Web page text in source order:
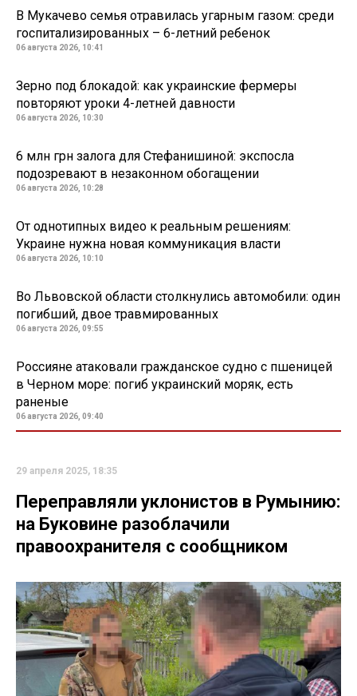
В Мукачево семья отравилась угарным газом: среди
госпитализированных – 6-летний ребенок
06 августа 2026, 10:41
Зерно под блокадой: как украинские фермеры
повторяют уроки 4-летней давности
06 августа 2026, 10:30
6 млн грн залога для Стефанишиной: экспосла
подозревают в незаконном обогащении
06 августа 2026, 10:28
От однотипных видео к реальным решениям:
Украине нужна новая коммуникация власти
06 августа 2026, 10:10
Во Львовской области столкнулись автомобили: один
погибший, двое травмированных
06 августа 2026, 09:55
Россияне атаковали гражданское судно с пшеницей
в Черном море: погиб украинский моряк, есть
раненые
06 августа 2026, 09:40
29 апреля 2025, 18:35
Переправляли уклонистов в Румынию:
на Буковине разоблачили
правоохранителя с сообщником